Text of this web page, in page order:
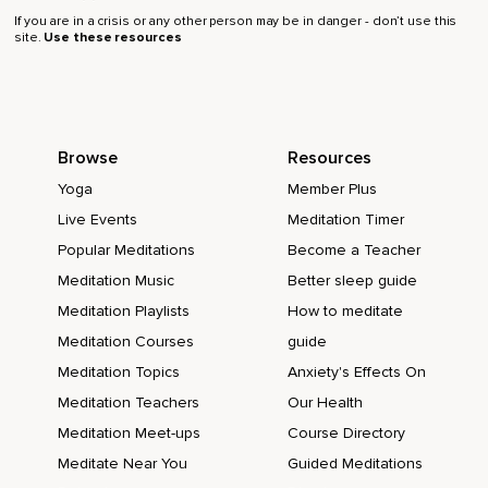
Una luz amarilla,
Que aclara sin quemar.
A veces nuestro corazón se encoge porque sostiene un
rencor hacia alguien,
Hacia nosotros mismos o incluso hacia la vida por
exponernos a una prueba que no elegimos.
Ese rencor es un peso.
Nos encarcela,
Nos impide respirar bien.
If you are in a crisis or any other person may be in danger - don’t use this
site. Use these resources
Browse
Yoga
Live Events
Popular Meditations
Meditation Music
Meditation Playlists
Meditation Courses
Meditation Topics
Meditation Teachers
Meditation Meet-ups
Meditate Near You
Resources
Member Plus
Meditation Timer
Become a Teacher
Better sleep guide
How to meditate
guide
Anxiety's Effects On
Our Health
Course Directory
Guided Meditations